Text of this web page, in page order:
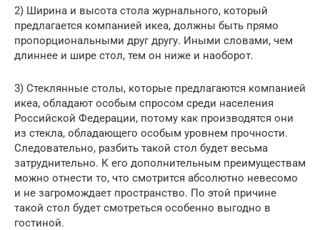
2) Ширина и высота стола журнального, который
предлагается компанией икеа, должны быть прямо
пропорциональными друг другу. Иными словами, чем
длиннее и шире стол, тем он ниже и наоборот.
3) Стеклянные столы, которые предлагаются компанией
икеа, обладают особым спросом среди населения
Российской Федерации, потому как производятся они
из стекла, обладающего особым уровнем прочности.
Следовательно, разбить такой стол будет весьма
затруднительно. К его дополнительным преимуществам
можно отнести то, что смотрится абсолютно невесомо
и не загромождает пространство. По этой причине
такой стол будет смотреться особенно выгодно в
гостиной.